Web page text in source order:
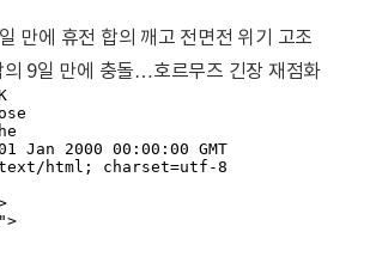
만에 휴전 합의 깨고 전면전 위기 고조
의 9일 만에 충돌…호르무즈 긴장 재점화